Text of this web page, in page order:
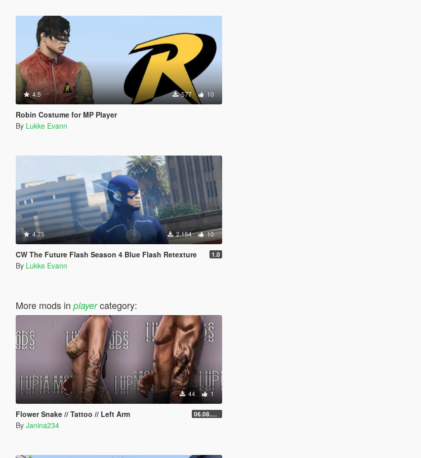
4.5 577 10
Robin Costume for MP Player
By Lukke Evann
4.75 2.154 10
CW The Future Flash Season 4 Blue Flash Retexture 1.0
By Lukke Evann
More mods in playercategory:
44 1
Flower Snake // Tattoo // Left Arm 06.08.2026
By Janina234